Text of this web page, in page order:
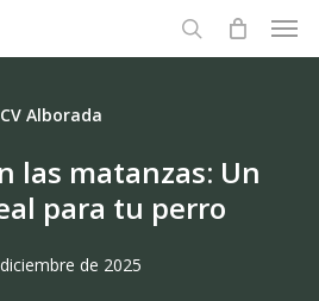
search
CV Alborada
las matanzas: Un
para tu perro
de 2025